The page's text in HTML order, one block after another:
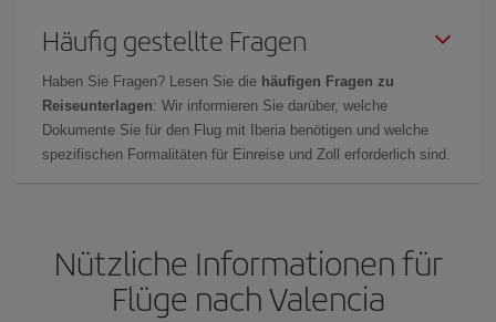
Häufig gestellte Fragen
Haben Sie Fragen? Lesen Sie die häufigen Fragen zu
Reiseunterlagen: Wir informieren Sie darüber, welche
Dokumente Sie für den Flug mit Iberia benötigen und welche
spezifischen Formalitäten für Einreise und Zoll erforderlich sind.
Nützliche Informationen für
Flüge nach Valencia